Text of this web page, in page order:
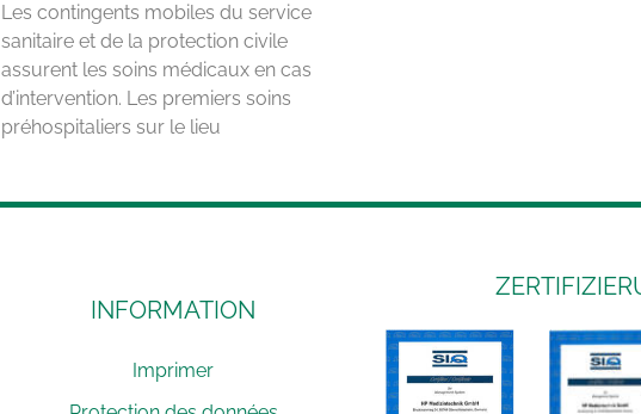
Les contingents mobiles du service
sanitaire et de la protection civile
assurent les soins médicaux en cas
d’intervention. Les premiers soins
préhospitaliers sur le lieu
INFORMATION
Imprimer